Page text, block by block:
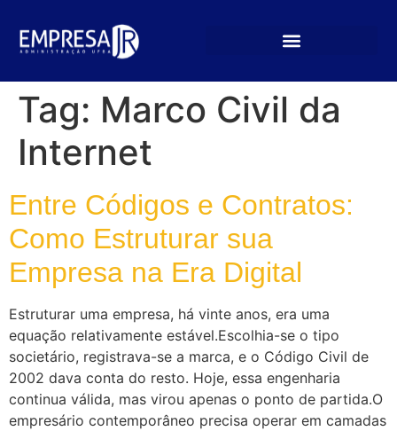
Tag: Marco Civil da
Internet
Entre Códigos e Contratos:
Como Estruturar sua
Empresa na Era Digital
Estruturar uma empresa, há vinte anos, era uma
equação relativamente estável.Escolhia-se o tipo
societário, registrava-se a marca, e o Código Civil de
2002 dava conta do resto. Hoje, essa engenharia
continua válida, mas virou apenas o ponto de partida.O
empresário contemporâneo precisa operar em camadas